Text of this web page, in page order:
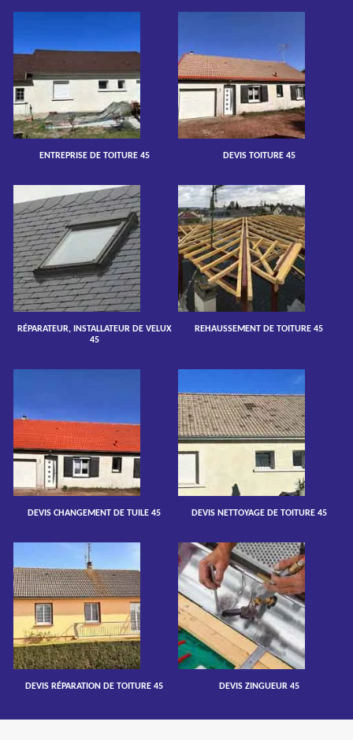
ENTREPRISE DE TOITURE 45 DEVIS TOITURE 45
RÉPARATEUR, INSTALLATEUR DE VELUX
45
REHAUSSEMENT DE TOITURE 45
DEVIS CHANGEMENT DE TUILE 45 DEVIS NETTOYAGE DE TOITURE 45
DEVIS RÉPARATION DE TOITURE 45 DEVIS ZINGUEUR 45